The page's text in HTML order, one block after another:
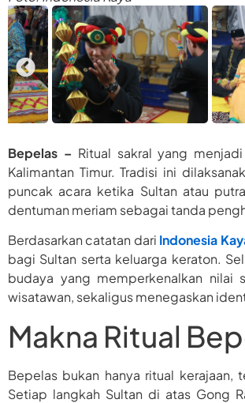
Bepelas – Ritual sakral yang
Kalimantan Timur. Tradisi ini
puncak acara ketika Sultan atau
dentuman meriam sebagai tanda
Berdasarkan catatan dari Indonesia
bagi Sultan serta keluarga keraton.
budaya yang memperkenalkan nilai
wisatawan, sekaligus menegaskan
Makna Ritual
Bepelas bukan hanya ritual
Setiap langkah Sultan di atas Gong